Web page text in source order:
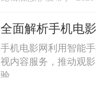
40%-60%优惠，兼顾
全面解析手机电
手机电影网利用智能
视内容服务，推动观
验。......